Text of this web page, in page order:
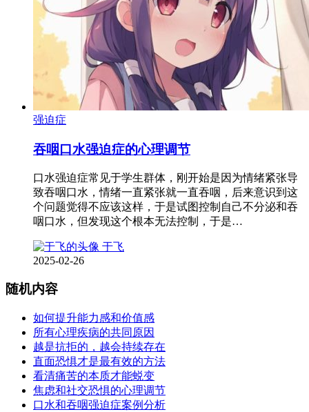
强迫症
吞咽口水强迫症的心理调节
口水强迫症常见于学生群体，刚开始是因为情绪紧张导
致吞咽口水，情绪一直紧张就一直吞咽，后来意识到这
个问题觉得不应该这样，于是试图控制自己不分泌和吞
咽口水，但发现这个根本无法控制，于是…
于飞
2025-02-26
随机内容
如何提升能力感和价值感
所有心理疾病的共同原因
越是抗拒的，越会持续存在
直面恐惧才是最有效的方法
看清痛苦的本质才能蜕变
焦虑和社交恐惧的心理调节
口水和吞咽强迫症案例分析